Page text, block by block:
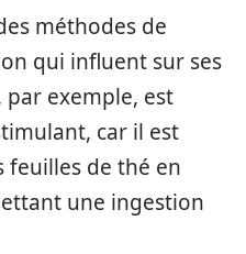
méthodes de
qui influent sur ses
par exemple, est
car il est
feuilles de thé en
une ingestion